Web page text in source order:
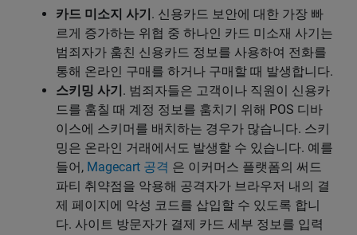
카드 미소지 사기 . 신용카드 보안에 대한 가장 빠
르게 증가하는 위협 중 하나인 카드 미소재 사기는
범죄자가 훔친 신용카드 정보를 사용하여 전화를
통해 온라인 구매를 하거나 구매할 때 발생합니다.
스키밍 사기 . 범죄자들은 고객이나 직원이 신용카
드를 훔칠 때 계정 정보를 훔치기 위해 POS 디바
이스에 스키머를 배치하는 경우가 많습니다. 스키
밍은 온라인 거래에서도 발생할 수 있습니다. 예를
들어, Magecart 공격 은 이커머스 플랫폼의 써드
파티 취약점을 악용해 공격자가 브라우저 내의 결
제 페이지에 악성 코드를 삽입할 수 있도록 합니
다. 사이트 방문자가 결제 카드 세부 정보를 입력